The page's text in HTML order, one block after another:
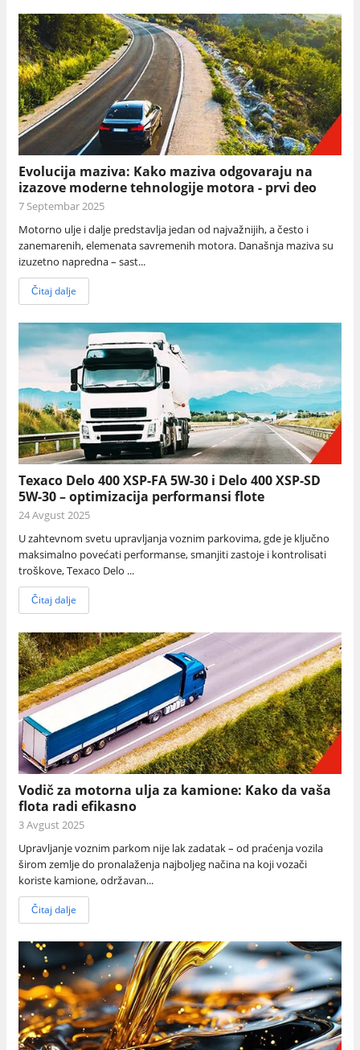
Evolucija maziva: Kako maziva odgovaraju na
izazove moderne tehnologije motora - prvi deo
7 Septembar 2025
Motorno ulje i dalje predstavlja jedan od najvažnijih, a često i
zanemarenih, elemenata savremenih motora. Današnja maziva su
izuzetno napredna – sast...
Čitaj dalje
Texaco Delo 400 XSP-FA 5W-30 i Delo 400 XSP-SD
5W-30 – optimizacija performansi flote
24 Avgust 2025
U zahtevnom svetu upravljanja voznim parkovima, gde je ključno
maksimalno povećati performanse, smanjiti zastoje i kontrolisati
troškove, Texaco Delo ...
Čitaj dalje
Vodič za motorna ulja za kamione: Kako da vaša
flota radi efikasno
3 Avgust 2025
Upravljanje voznim parkom nije lak zadatak – od praćenja vozila
širom zemlje do pronalaženja najboljeg načina na koji vozači
koriste kamione, održavan...
Čitaj dalje